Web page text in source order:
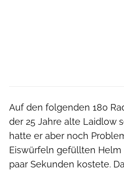
Auf den folgenden 180
der 25 Jahre alte Laidlow
hatte er aber noch
Eiswürfeln gefüllten Helm
paar Sekunden kostete.